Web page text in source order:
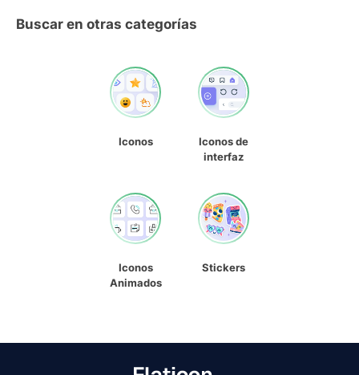
Buscar en otras categorías
Iconos
Iconos de
interfaz
Iconos
Animados
Stickers